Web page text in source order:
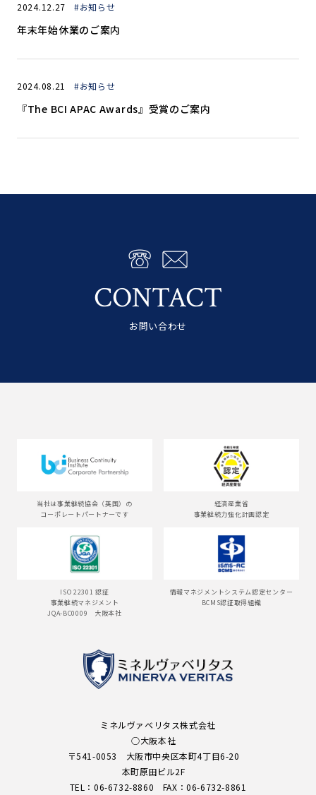
2024.12.27 #お知らせ
年末年始休業のご案内
2024.08.21 #お知らせ
『The BCI APAC Awards』受賞のご案内
CONTACT
お問い合わせ
当社は事業継続協会（英国）の
コーポレートパートナーです
経済産業省
事業継続力強化計画認定
ISO 22301 認証
事業継続マネジメント
JQA-BC0009 大阪本社
情報マネジメントシステム認定センター
BCMS認証取得組織
ミネルヴァベリタス株式会社
○大阪本社
〒541-0053 大阪市中央区本町4丁目6-20
本町原田ビル2F
TEL： 06-6732-8860 FAX：06-6732-8861